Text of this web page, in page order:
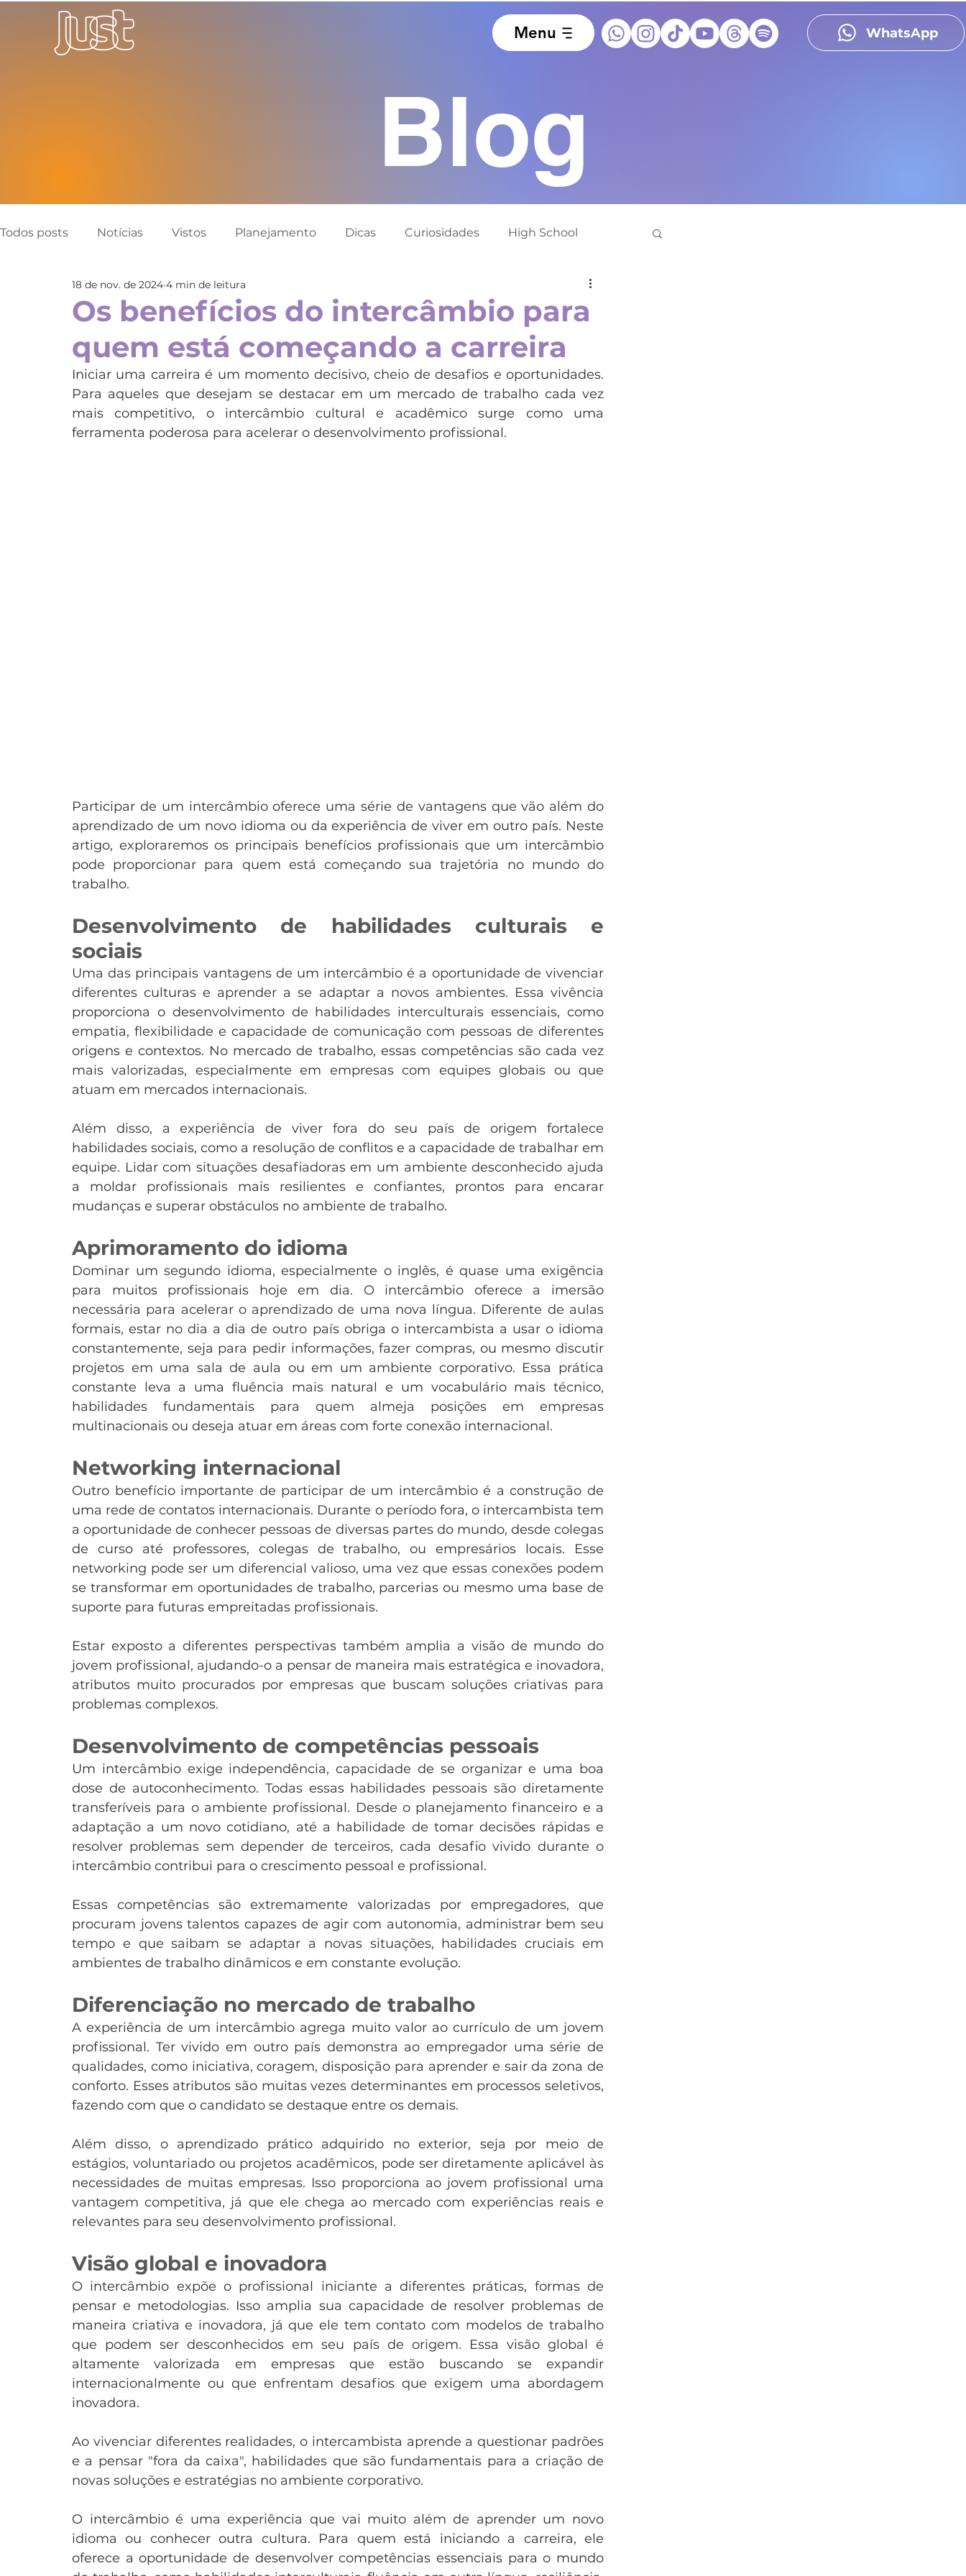
Menu WhatsApp
Blog
Todos posts Notícias Vistos Planejamento Dicas Curiosidades High School
Austrália Inglaterra Alemanha
Espanha Estados Unidos França Irlanda Itália Malta Nova Zelândia
Teens Estudo e trabalho Profissionalizantes Japão
Os benefícios do intercâmbio para
quem está começando a carreira
18 de nov. de 2024 4 min de leitura
Iniciar uma carreira é um momento decisivo, cheio de desafios e oportunidades.
Para aqueles que desejam se destacar em um mercado de trabalho cada vez
mais competitivo, o intercâmbio cultural e acadêmico surge como uma
ferramenta poderosa para acelerar o desenvolvimento profissional.
Participar de um intercâmbio oferece uma série de vantagens que vão além do
aprendizado de um novo idioma ou da experiência de viver em outro país. Neste
artigo, exploraremos os principais benefícios profissionais que um intercâmbio
pode proporcionar para quem está começando sua trajetória no mundo do
trabalho.
Desenvolvimento de habilidades culturais e
sociais
Uma das principais vantagens de um intercâmbio é a oportunidade de vivenciar
diferentes culturas e aprender a se adaptar a novos ambientes. Essa vivência
proporciona o desenvolvimento de habilidades interculturais essenciais, como
empatia, flexibilidade e capacidade de comunicação com pessoas de diferentes
origens e contextos. No mercado de trabalho, essas competências são cada vez
mais valorizadas, especialmente em empresas com equipes globais ou que
atuam em mercados internacionais.
Além disso, a experiência de viver fora do seu país de origem fortalece
habilidades sociais, como a resolução de conflitos e a capacidade de trabalhar em
equipe. Lidar com situações desafiadoras em um ambiente desconhecido ajuda
a moldar profissionais mais resilientes e confiantes, prontos para encarar
mudanças e superar obstáculos no ambiente de trabalho.
Aprimoramento do idioma
Dominar um segundo idioma, especialmente o inglês, é quase uma exigência
para muitos profissionais hoje em dia. O intercâmbio oferece a imersão
necessária para acelerar o aprendizado de uma nova língua. Diferente de aulas
formais, estar no dia a dia de outro país obriga o intercambista a usar o idioma
constantemente, seja para pedir informações, fazer compras, ou mesmo discutir
projetos em uma sala de aula ou em um ambiente corporativo. Essa prática
constante leva a uma fluência mais natural e um vocabulário mais técnico,
habilidades fundamentais para quem almeja posições em empresas
multinacionais ou deseja atuar em áreas com forte conexão internacional.
Networking internacional
Outro benefício importante de participar de um intercâmbio é a construção de
uma rede de contatos internacionais. Durante o período fora, o intercambista tem
a oportunidade de conhecer pessoas de diversas partes do mundo, desde colegas
de curso até professores, colegas de trabalho, ou empresários locais. Esse
networking pode ser um diferencial valioso, uma vez que essas conexões podem
se transformar em oportunidades de trabalho, parcerias ou mesmo uma base de
suporte para futuras empreitadas profissionais.
Estar exposto a diferentes perspectivas também amplia a visão de mundo do
jovem profissional, ajudando-o a pensar de maneira mais estratégica e inovadora,
atributos muito procurados por empresas que buscam soluções criativas para
problemas complexos.
Desenvolvimento de competências pessoais
Um intercâmbio exige independência, capacidade de se organizar e uma boa
dose de autoconhecimento. Todas essas habilidades pessoais são diretamente
transferíveis para o ambiente profissional. Desde o planejamento financeiro e a
adaptação a um novo cotidiano, até a habilidade de tomar decisões rápidas e
resolver problemas sem depender de terceiros, cada desafio vivido durante o
intercâmbio contribui para o crescimento pessoal e profissional.
Essas competências são extremamente valorizadas por empregadores, que
procuram jovens talentos capazes de agir com autonomia, administrar bem seu
tempo e que saibam se adaptar a novas situações, habilidades cruciais em
ambientes de trabalho dinâmicos e em constante evolução.
Diferenciação no mercado de trabalho
A experiência de um intercâmbio agrega muito valor ao currículo de um jovem
profissional. Ter vivido em outro país demonstra ao empregador uma série de
qualidades, como iniciativa, coragem, disposição para aprender e sair da zona de
conforto. Esses atributos são muitas vezes determinantes em processos seletivos,
fazendo com que o candidato se destaque entre os demais.
Além disso, o aprendizado prático adquirido no exterior, seja por meio de
estágios, voluntariado ou projetos acadêmicos, pode ser diretamente aplicável às
necessidades de muitas empresas. Isso proporciona ao jovem profissional uma
vantagem competitiva, já que ele chega ao mercado com experiências reais e
relevantes para seu desenvolvimento profissional.
Visão global e inovadora
O intercâmbio expõe o profissional iniciante a diferentes práticas, formas de
pensar e metodologias. Isso amplia sua capacidade de resolver problemas de
maneira criativa e inovadora, já que ele tem contato com modelos de trabalho
que podem ser desconhecidos em seu país de origem. Essa visão global é
altamente valorizada em empresas que estão buscando se expandir
internacionalmente ou que enfrentam desafios que exigem uma abordagem
inovadora.
Ao vivenciar diferentes realidades, o intercambista aprende a questionar padrões
e a pensar "fora da caixa", habilidades que são fundamentais para a criação de
novas soluções e estratégias no ambiente corporativo.
O intercâmbio é uma experiência que vai muito além de aprender um novo
idioma ou conhecer outra cultura. Para quem está iniciando a carreira, ele
oferece a oportunidade de desenvolver competências essenciais para o mundo